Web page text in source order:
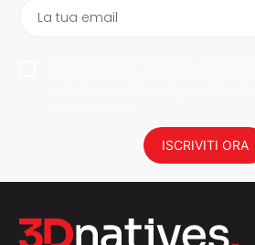
La tua email
ISCRIVITI ORA